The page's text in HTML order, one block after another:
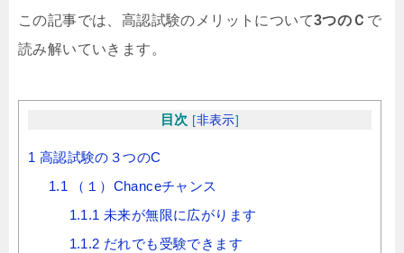
この記事では、高認試験のメリットについて3つのＣ で
読み解いていきます。
目次 [非表示]
1 高認試験の３つのC
1.1 （１）Chanceチャンス
1.1.1 未来が無限に広がります
1.1.2 だれでも受験できます